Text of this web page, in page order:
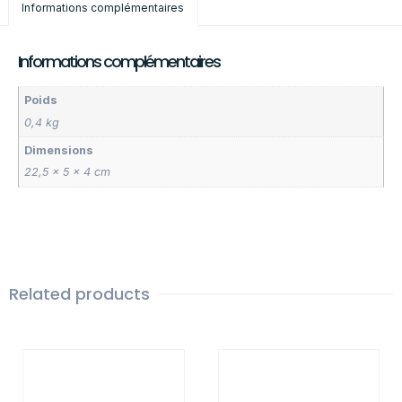
Informations complémentaires
Informations complémentaires
Poids
0,4 kg
Dimensions
22,5 × 5 × 4 cm
Related products